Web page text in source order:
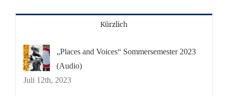
Kürzlich
„Places and Voices“ Sommersemester 2023
(Audio)
Juli 12th, 2023